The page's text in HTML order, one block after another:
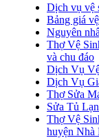
Dịch vụ vệ
Bảng giá
Nguyên
Thợ Vệ
và chu đáo
Dịch Vụ
Dịch Vụ
Thợ Sửa
Sửa Tủ
Thợ Vệ
huyện Nhà